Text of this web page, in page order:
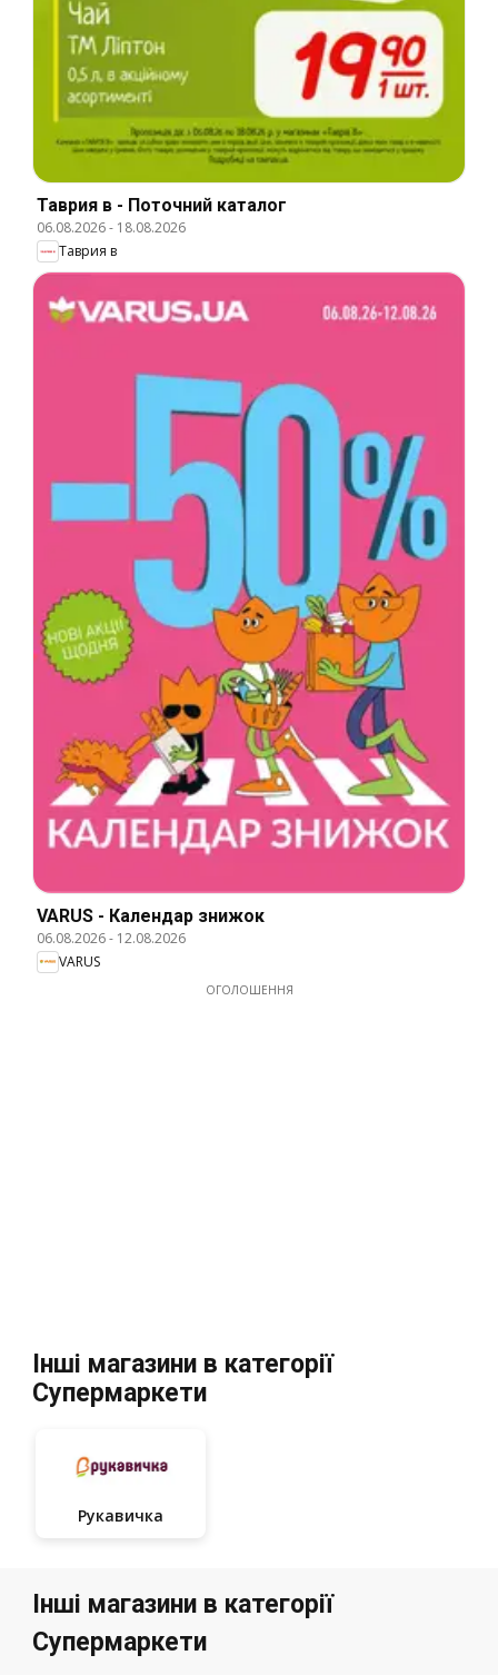
Таврия в - Поточний каталог
06.08.2026- 18.08.2026
Таврия в
VARUS - Календар знижок
06.08.2026- 12.08.2026
VARUS
ОГОЛОШЕННЯ
Інші магазини в категорії
Супермаркети
Рукавичка
Інші магазини в категорії
Супермаркети